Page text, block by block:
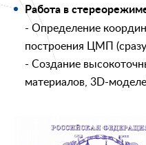
Работа в
- Определение
построения ЦМП
- Создание
материалов, 3D-